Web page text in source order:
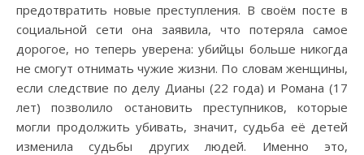
предотвратить новые преступления. В своём посте в
социальной сети она заявила, что потеряла самое
дорогое, но теперь уверена: убийцы больше никогда
не смогут отнимать чужие жизни. По словам женщины,
если следствие по делу Дианы (22 года) и Романа (17
лет) позволило остановить преступников, которые
могли продолжить убивать, значит, судьба её детей
изменила судьбы других людей. Именно это,